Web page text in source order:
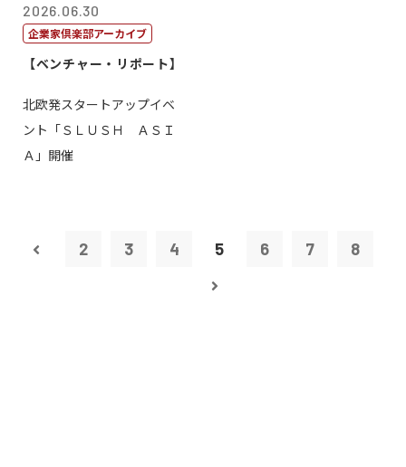
2026.06.30
企業家倶楽部アーカイブ
【ベンチャー・リポート】
北欧発スタートアップイベ
ント「ＳＬＵＳＨ ＡＳＩ
Ａ」開催
2 3 4 5 6 7 8